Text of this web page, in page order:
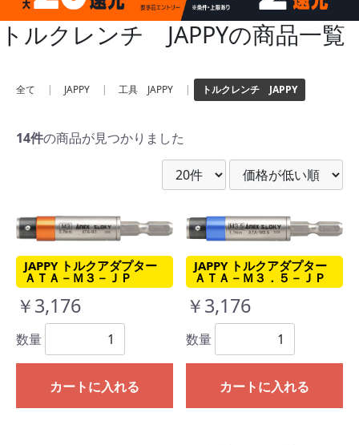
トルクレンチ JAPPYの商品一覧
全て | JAPPY | 工具 JAPPY | トルクレンチ JAPPY
14件の商品が見つかりました
JAPPY トルクアダプター
ＡＴＡ－Ｍ３－ＪＰ
￥3,176
数量
カートに入れる
JAPPY トルクアダプター
ＡＴＡ－Ｍ３．５－ＪＰ
￥3,176
数量
カートに入れる